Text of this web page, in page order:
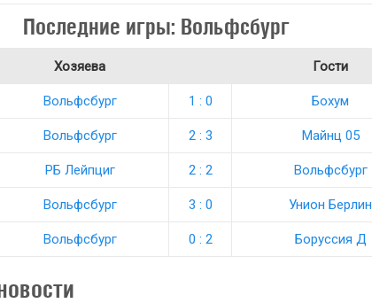
Последние игры: Вольфсбург
Хозяева Гости
Вольфсбург 1 : 0 Бохум
Вольфсбург 2 : 3 Майнц 05
РБ Лейпциг 2 : 2 Вольфсбург
Вольфсбург 3 : 0 Унион Берлин
Вольфсбург 0 : 2 Боруссия Д